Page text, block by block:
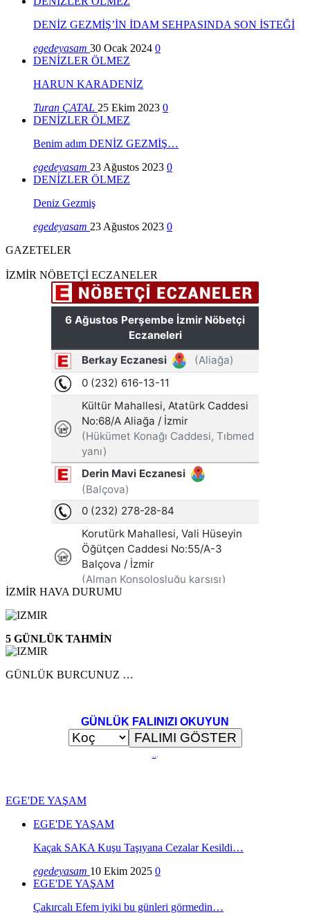
DENİZ GEZMİŞ’İN İDAM SEHPASINDA SON İSTEĞİ
egedeyasam 30 Ocak 2024 0
DENİZLER ÖLMEZ
HARUN KARADENİZ
Turan ÇATAL 25 Ekim 2023 0
DENİZLER ÖLMEZ
Benim adım DENİZ GEZMİŞ…
egedeyasam 23 Ağustos 2023 0
DENİZLER ÖLMEZ
Deniz Gezmiş
egedeyasam 23 Ağustos 2023 0
GAZETELER
İZMİR NÖBETÇİ ECZANELER
İZMİR HAVA DURUMU
5 GÜNLÜK TAHMİN
GÜNLÜK BURCUNUZ …
GÜNLÜK FALINIZI OKUYUN
EGE'DE YAŞAM
EGE'DE YAŞAM
Kaçak SAKA Kuşu Taşıyana Cezalar Kesildi…
egedeyasam 10 Ekim 2025 0
EGE'DE YAŞAM
Çakırcalı Efem iyiki bu günleri görmedin…